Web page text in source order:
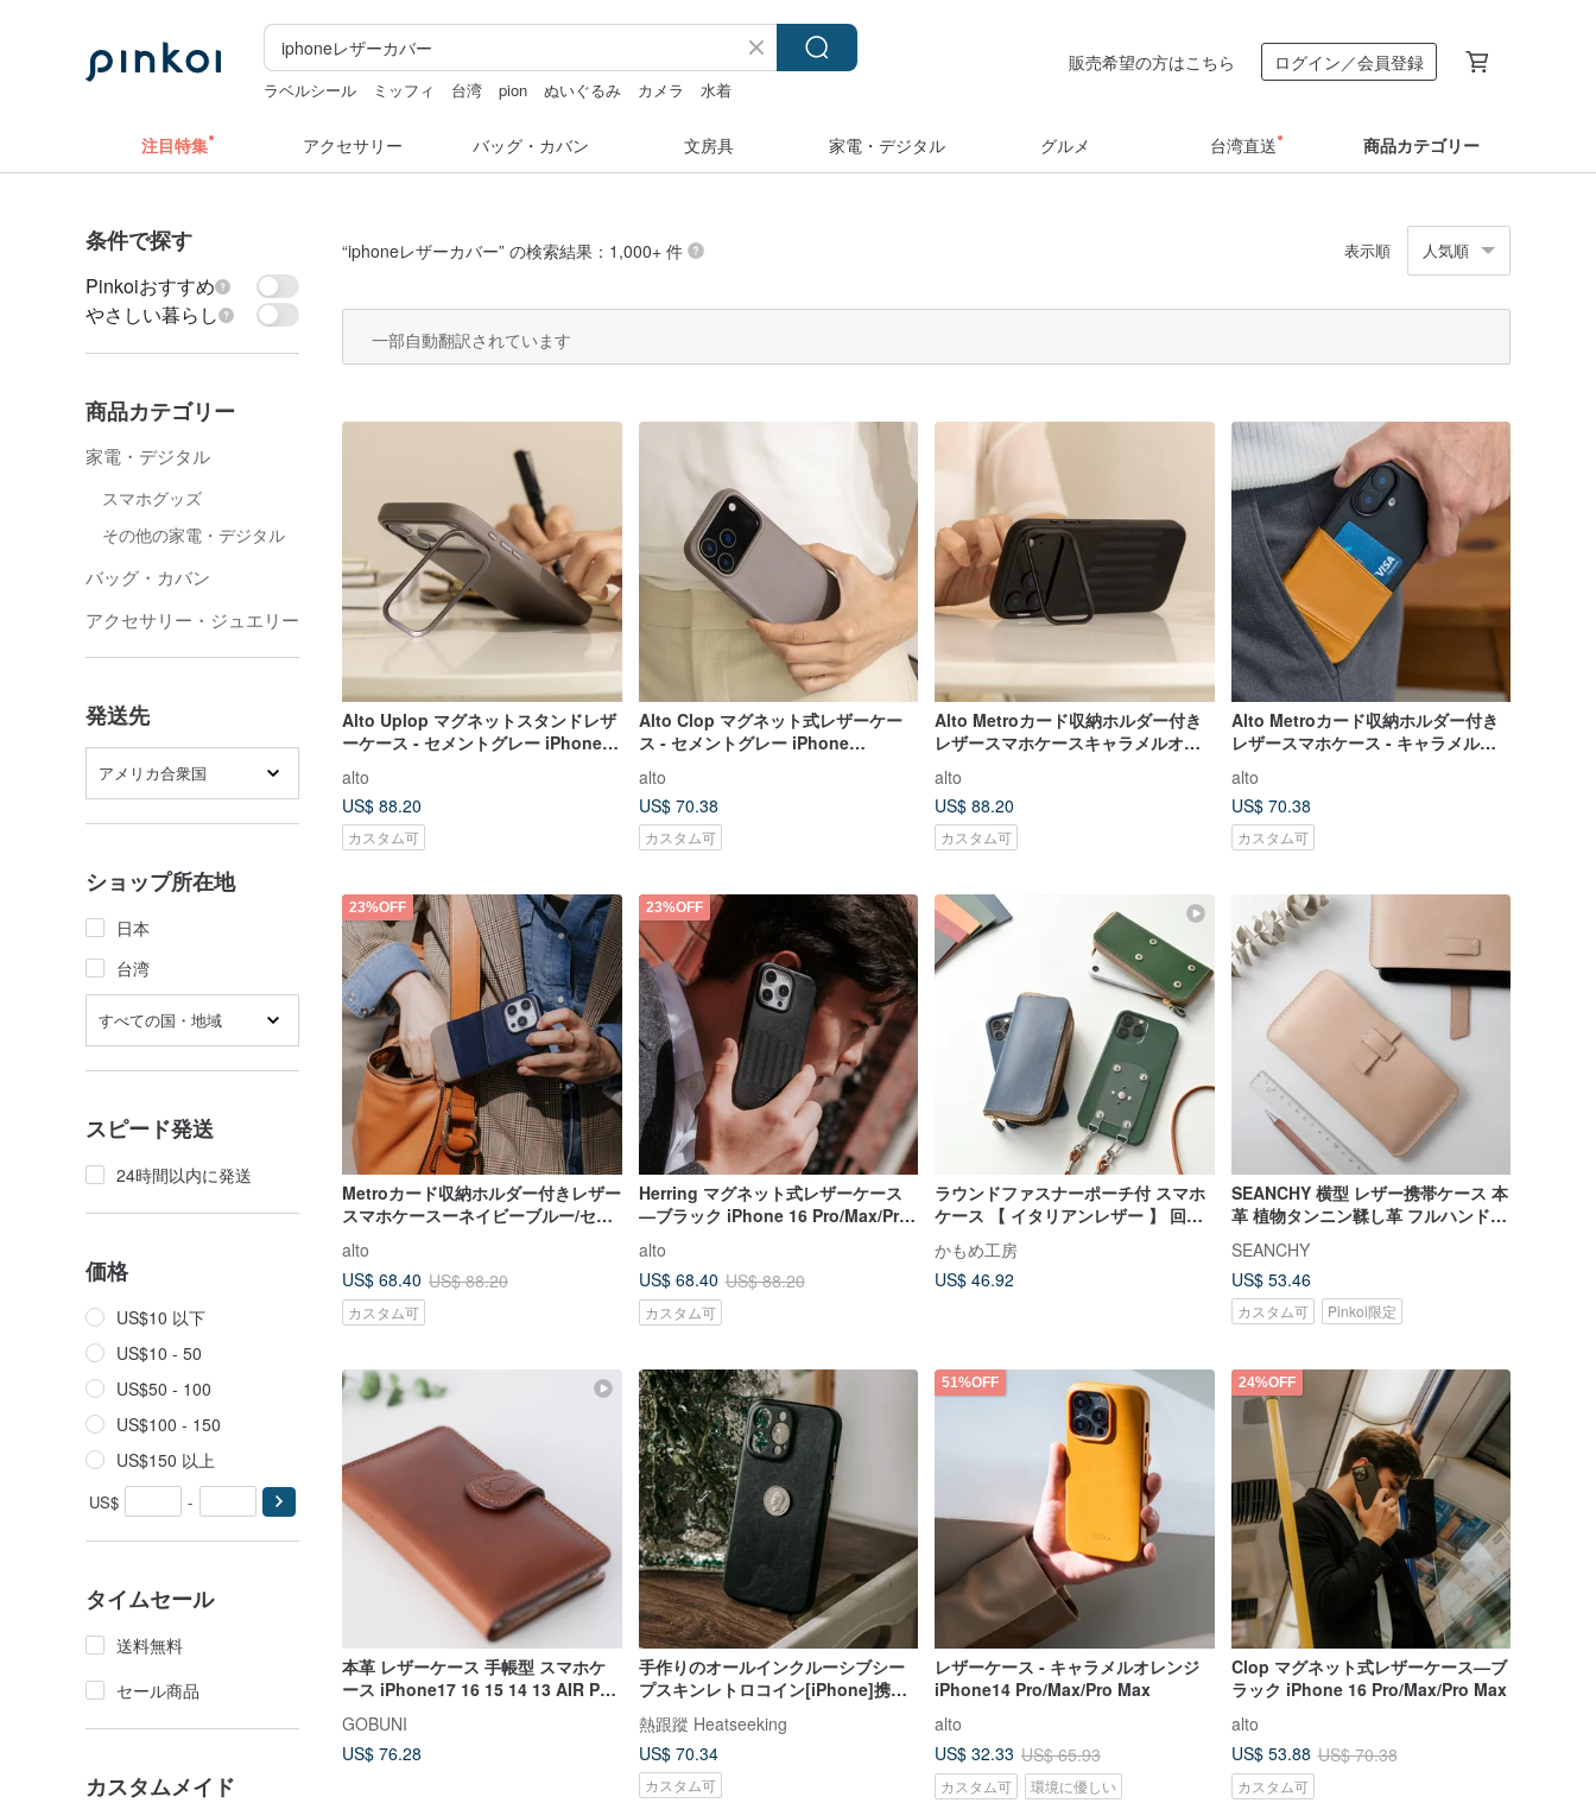
ラベルシール ミッフィ 台湾 pion ぬいぐるみ カメラ
水着
販売希望の方はこちら ログイン／会員登録
注目特集 アクセサリー バッグ・カバン 文房具 家電・デジタル グルメ 台湾直送 商品カテゴリー
条件で探す
Pinkoiおすすめ
やさしい暮らし
商品カテゴリー
家電・デジタル
スマホグッズ
その他の家電・デジタル
バッグ・カバン
アクセサリー・ジュエリー
発送先
アメリカ合衆国
ショップ所在地
日本
台湾
すべての国・地域
スピード発送
24時間以内に発送
価格
US$10 以下
US$10 - 50
US$50 - 100
US$100 - 150
US$150 以上
US$ -
タイムセール
送料無料
セール商品
カスタムメイド
“iphoneレザーカバー” の検索結果：1,000+ 件 表示順 人気順
一部自動翻訳されています
Alto Uplop マグネットスタンドレザ
ーケース - セメントグレー iPhone
alto
US$ 88.20
カスタム可
Alto Clop マグネット式レザーケー
ス - セメントグレー iPhone
alto
US$ 70.38
カスタム可
Alto Metroカード収納ホルダー付き
レザースマホケースキャラメルオレ
17/Air/Pro/Pro Max
alto
US$ 88.20
カスタム可
Alto Metroカード収納ホルダー付き
レザースマホケース - キャラメルオ
17/Air/Pro/Pro Max
alto
US$ 70.38
カスタム可
23%OFF
Metroカード収納ホルダー付きレザー
スマホケースーネイビーブルー/セメ
Max
alto
US$ 68.40 US$ 88.20
カスタム可
23%OFF
Herring マグネット式レザーケース
—ブラック iPhone 16 Pro/Max/Pro
alto
US$ 68.40 US$ 88.20
カスタム可
ラウンドファスナーポーチ付 スマホ
ケース 【 イタリアンレザー 】 回転
式 まるっと スマホショルダー 手帳
型 本革 2台持ち BH02K
かもめ工房
US$ 46.92
SEANCHY 横型 レザー携帯ケース 本
革 植物タンニン鞣し革 フルハンドメ
SEANCHY
US$ 53.46
カスタム可 Pinkoi限定
本革 レザーケース 手帳型 スマホケ
ース iPhone17 16 15 14 13 AIR Pro
Max ケース 衝撃吸収保護ケース
GOBUNI
US$ 76.28
手作りのオールインクルーシブシー
プスキンレトロコイン[iPhone]携帯
電話ケース
熱跟蹤 Heatseeking
US$ 70.34
カスタム可
51%OFF
レザーケース - キャラメルオレンジ
iPhone14 Pro/Max/Pro Max
alto
US$ 32.33 US$ 65.93
カスタム可 環境に優しい
24%OFF
Clop マグネット式レザーケース—ブ
ラック iPhone 16 Pro/Max/Pro Max
alto
US$ 53.88 US$ 70.38
カスタム可